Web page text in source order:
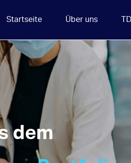
Startseite Über uns
dem